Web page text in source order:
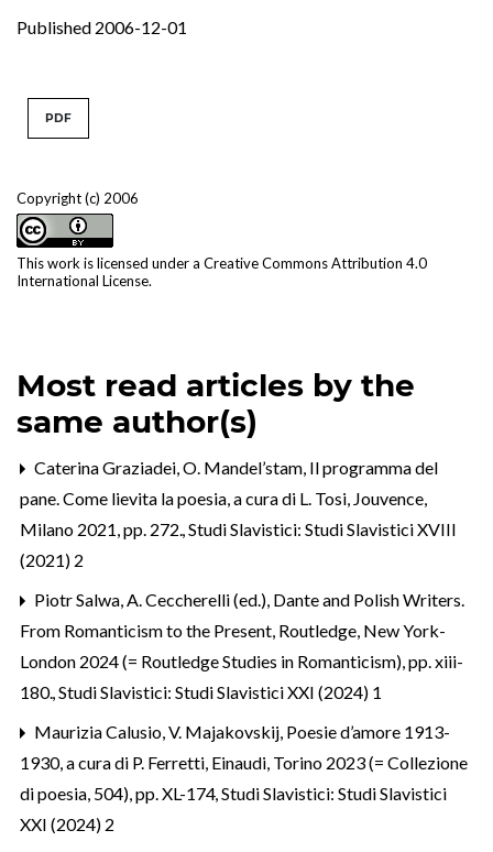
Published 2006-12-01
Copyright (c) 2006
This work is licensed under a Creative Commons Attribution 4.0
International License.
PDF
Most read articles by the
same author(s)
Caterina Graziadei,O. Mandel’stam, Il programma del
pane. Come lievita la poesia, a cura di L. Tosi, Jouvence,
Milano 2021, pp. 272.,Studi Slavistici: Studi Slavistici XVIII
(2021) 2
Piotr Salwa,A. Ceccherelli (ed.), Dante and Polish Writers.
From Romanticism to the Present, Routledge, New York-
London 2024 (= Routledge Studies in Romanticism), pp. xiii-
180.,Studi Slavistici: Studi Slavistici XXI (2024) 1
Maurizia Calusio,V. Majakovskij, Poesie d’amore 1913-
1930, a cura di P. Ferretti, Einaudi, Torino 2023 (= Collezione
di poesia, 504), pp. XL-174,Studi Slavistici: Studi Slavistici
XXI (2024) 2